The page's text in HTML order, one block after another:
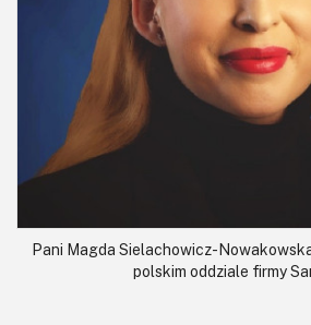
Pani Magda Sielachowicz-
polskim oddziale firmy